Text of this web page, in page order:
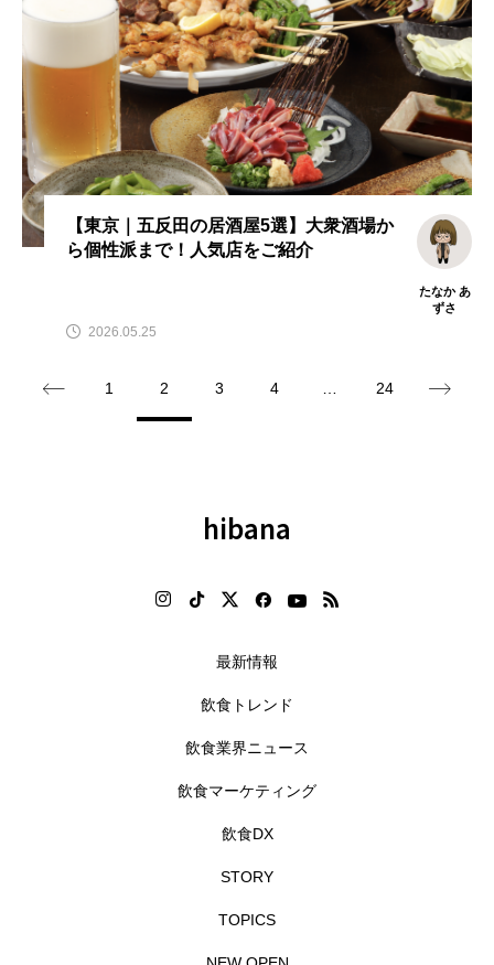
【東京｜五反田の居酒屋5選】大衆酒場か
ら個性派まで！人気店をご紹介
たなか あ
ずさ
2026.05.25
1 2 3 4 24
hibana
最新情報
飲食トレンド
飲食業界ニュース
飲食マーケティング
飲食DX
STORY
TOPICS